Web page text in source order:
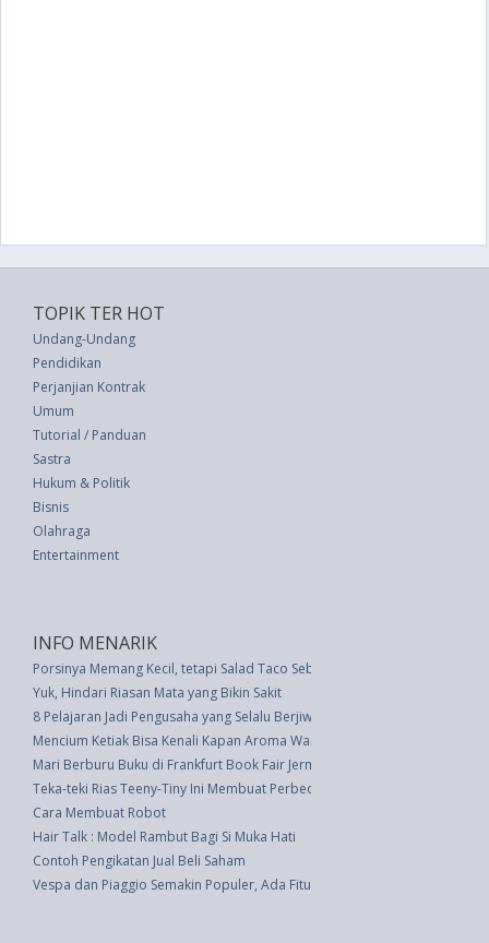
TOPIK TER HOT
Undang-Undang
Pendidikan
Perjanjian Kontrak
Umum
Tutorial / Panduan
Sastra
Hukum & Politik
Bisnis
Olahraga
Entertainment
INFO MENARIK
Porsinya Memang Kecil, tetapi Salad Taco Sebenarnya Tidak Sehat
Yuk, Hindari Riasan Mata yang Bikin Sakit
8 Pelajaran Jadi Pengusaha yang Selalu Berjiwa Muda
Mencium Ketiak Bisa Kenali Kapan Aroma Wanita Paling Menarik
Mari Berburu Buku di Frankfurt Book Fair Jerman 2016
Teka-teki Rias Teeny-Tiny Ini Membuat Perbedaan Besar
Cara Membuat Robot
Hair Talk : Model Rambut Bagi Si Muka Hati
Contoh Pengikatan Jual Beli Saham
Vespa dan Piaggio Semakin Populer, Ada Fitur Baru dan Aturan Garansi